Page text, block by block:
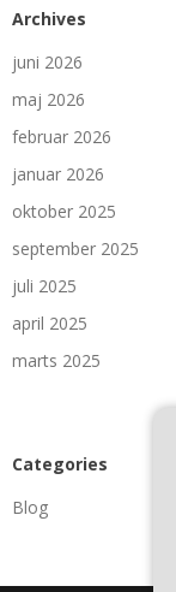
Archives
juni 2026
maj 2026
februar 2026
januar 2026
oktober 2025
september 2025
juli 2025
april 2025
marts 2025
Categories
Blog